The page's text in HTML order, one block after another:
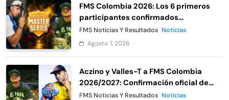
FMS Colombia 2026: Los 6 primeros
participantes confirmados
oficialmente
FMS Noticias Y Resultados Noticias
Agosto 7, 2026
Aczino y Valles-T a FMS Colombia
2026/2027: Confirmación oficial de
Urban Roosters
FMS Noticias Y Resultados Noticias